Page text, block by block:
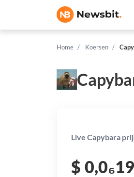
Home Koersen
Live Capybara
$